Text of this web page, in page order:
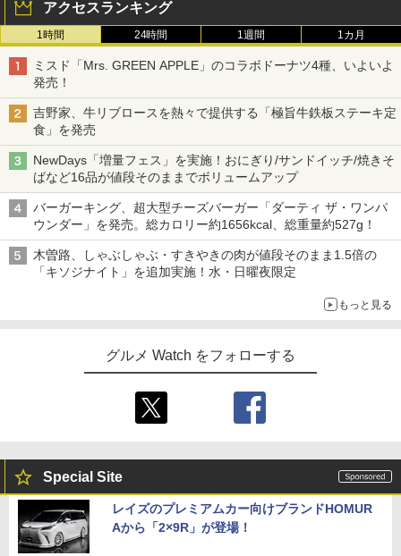
アクセスランキング
1時間 24時間 1週間 1カ月
ミスド「Mrs. GREEN APPLE」のコラボドーナツ4種、いよいよ
発売！
吉野家、牛リブロースを熱々で提供する「極旨牛鉄板ステーキ定
食」を発売
NewDays「増量フェス」を実施！おにぎり/サンドイッチ/焼きそ
ばなど16品が値段そのままでボリュームアップ
バーガーキング、超大型チーズバーガー「ダーティ ザ・ワンパ
ウンダー」を発売。総カロリー約1656kcal、総重量約527g！
木曽路、しゃぶしゃぶ・すきやきの肉が値段そのまま1.5倍の
「キソジナイト」を追加実施！水・日曜夜限定
もっと見る
グルメ Watch をフォローする
Special Site
レイズのプレミアムカー向けブランドHOMUR
Aから「2×9R」が登場！